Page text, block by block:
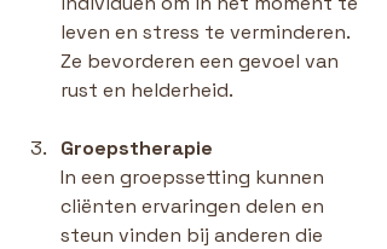
leven en stress te verminderen.
Ze bevorderen een gevoel van
rust en helderheid.
Groepstherapie
In een groepssetting kunnen
cliënten ervaringen delen en
steun vinden bij anderen die